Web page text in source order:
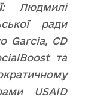
: Людмилі
ради
Garcia, CD
та
USAID